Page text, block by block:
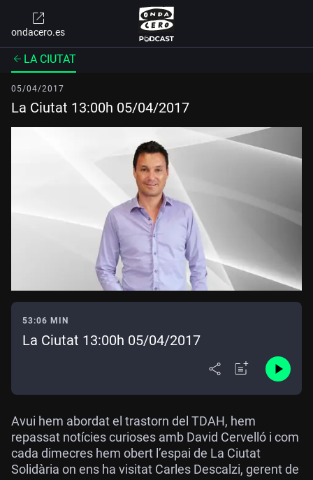
ondacero.es
LA CIUTAT
05/04/2017
La Ciutat 13:00h 05/04/2017
53:06 MIN
La Ciutat 13:00h 05/04/2017
Avui hem abordat el trastorn del TDAH, hem
repassat notícies curioses amb David Cervelló i com
cada dimecres hem obert l’espai de La Ciutat
Solidària on ens ha visitat Carles Descalzi, gerent de